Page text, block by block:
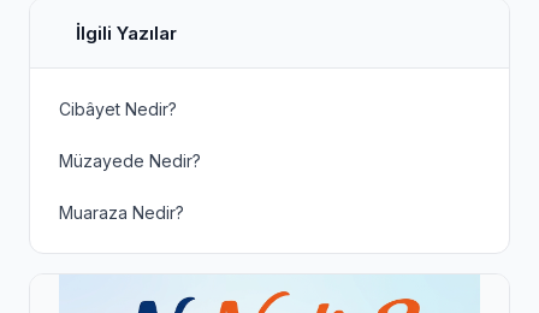
İlgili Yazılar
Cibâyet Nedir?
Müzayede Nedir?
Muaraza Nedir?